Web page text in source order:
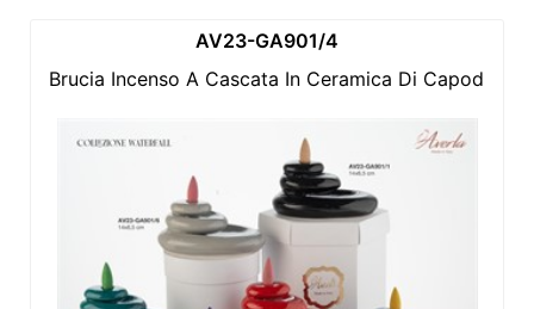
AV23-GA901/4
Brucia Incenso A Cascata In Ceramica Di